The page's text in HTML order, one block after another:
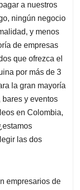
a nuestros
ningún negocio
y menos
de empresas
que ofrezca el
por más de 3
la gran mayoría
bares y eventos
en Colombia,
las dos
empresarios de